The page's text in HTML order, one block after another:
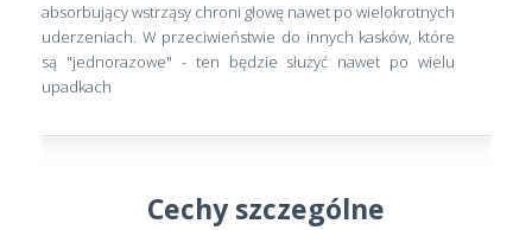
absorbujący wstrząsy chroni głowę nawet po wielokrotnych
uderzeniach. W przeciwieństwie do innych kasków, które
są "jednorazowe" - ten będzie służyć nawet po wielu
upadkach
Cechy szczególne